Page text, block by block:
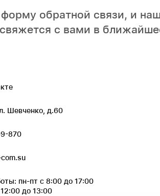
обратной связи, и
с вами в
Шевченко, д.60
870
пн-пт с 8:00 до 17:00
до 13:00